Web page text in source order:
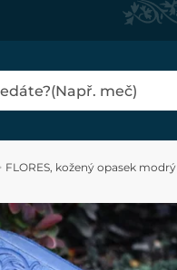
FLORES, kožený opasek modrý